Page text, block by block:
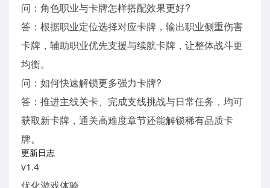
问：角色职业与卡牌怎样搭配效果更好?
答：根据职业定位选择对应卡牌，输出职业侧重伤害
卡牌，辅助职业优先支援与续航卡牌，让整体战斗更
均衡。
问：如何快速解锁更多强力卡牌?
答：推进主线关卡、完成支线挑战与日常任务，均可
获取新卡牌，通关高难度章节还能解锁稀有品质卡
牌。
更新日志
v1.4